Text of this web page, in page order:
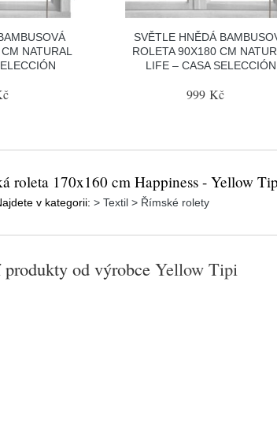
NATURAL
SVĚTLE HNĚDÁ
ROLETA 90X180 CM
LIFE – CASA SELECCIÓN
999 Kč
roleta 170x160 cm Happiness - Yellow
v kategorii: > Textil > Římské rolety
od výrobce Yellow Tipi